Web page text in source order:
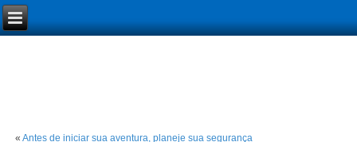
«Antes de iniciar sua aventura, planeje sua segurança